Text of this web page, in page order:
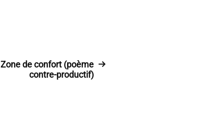
Zone de confort (poème
contre-productif)